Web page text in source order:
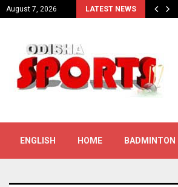
August 7, 2026 LATEST NEWS
ଚିନ୍ତା
ENGLISH HOME BADMINTON